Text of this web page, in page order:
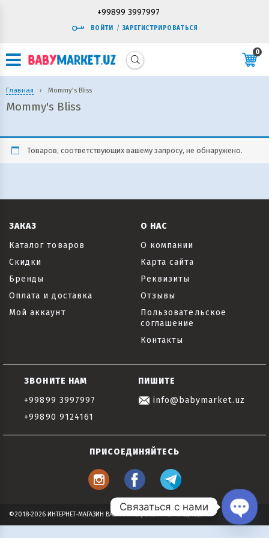
+99899 3997997
ВОЙТИ / ЗАРЕГИСТРИРОВАТЬСЯ
0
Главная › Mommy's Bliss
Mommy's Bliss
Товаров, соответствующих вашему запросу, не обнаружено.
ЗАКАЗ
Каталог товаров
Скидки
Бренды
Оплата и доставка
Мой аккаунт
О НАС
О компании
Карта сайта
Реквизиты
Отзывы
Пользовательское
соглашение
Контакты
ЗВОНИТЕ НАМ
+99899 3997997
+99890 9124161
ПИШИТЕ
info@babymarket.uz
ПРИСОЕДИНЯЙТЕСЬ
©2018-2026 ИНТЕРНЕТ-МАГАЗИН BABYMARKET, ВСЕ ПРАВА ЗАЩИЩЕНЫ
Связаться с нами
Open